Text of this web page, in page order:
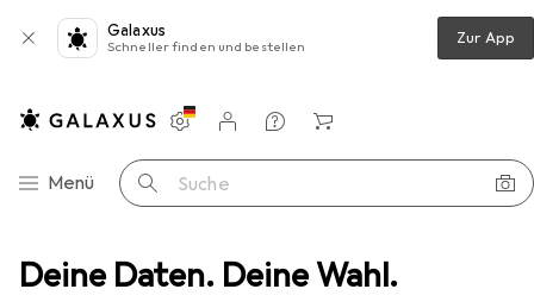
Deine Daten. Deine Wahl.
Galaxus
Schneller finden und bestellen Zur App
Navigation nach Kategorien
Menü Suche
Einstellungen
Kundenkonto
Vergleichslisten
Merklisten
Warenkorb
Regal Vicco Küchenunterschrank R-Line